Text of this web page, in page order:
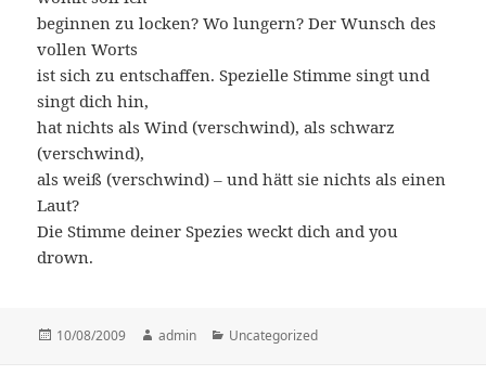
beginnen zu locken? Wo lungern? Der Wunsch des
vollen Worts
ist sich zu entschaffen. Spezielle Stimme singt und
singt dich hin,
hat nichts als Wind (verschwind), als schwarz
(verschwind),
als weiß (verschwind) – und hätt sie nichts als einen
Laut?
Die Stimme deiner Spezies weckt dich and you
drown.
Posted
10/08/2009 Author
admin Categories
Uncategorized